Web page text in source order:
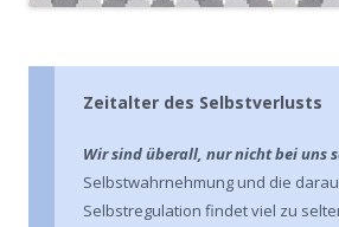
Zeitalter des Selbstverlusts
Wir sind überall, nur nicht bei uns
Selbstwahrnehmung und die
Selbstregulation findet viel zu